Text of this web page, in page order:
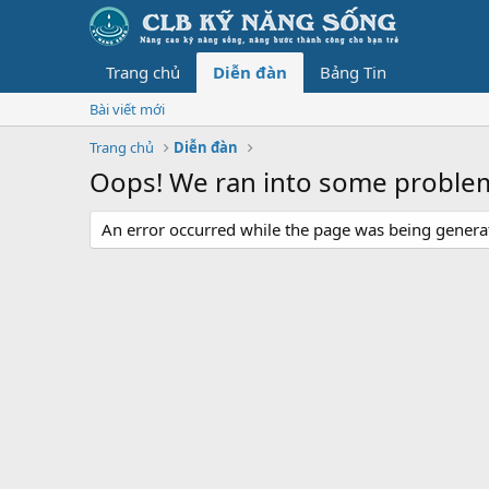
Trang chủ Diễn đàn Bảng Tin
Bài viết mới
Trang chủ
Diễn đàn
Oops! We ran into some
An error occurred while the page was being